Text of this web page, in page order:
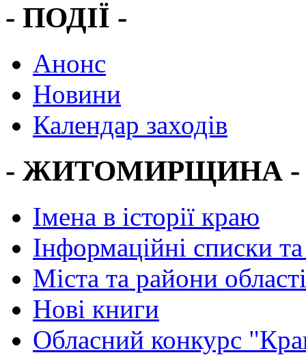
- ПОДІЇ -
Анонс
Новини
Календар заходів
- ЖИТОМИРЩИНА -
Імена в історії краю
Інформаційні списки
Міста та райони області
Нові книги
Обласний конкурс